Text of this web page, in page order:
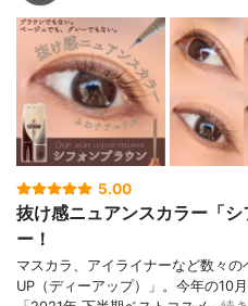
5.00
抜け感ニュアンスカラー「
ー！
マスカラ、アイライナーなど数々
UP（ディーアップ）」。今年の10